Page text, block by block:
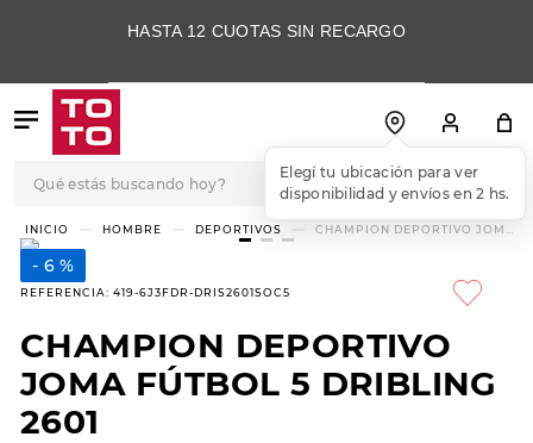
HASTA 12 CUOTAS SIN RECARGO
Elegí tu ubicación para ver
disponibilidad y envíos en 2 hs.
HOMBRE DEPORTIVOS
CHAMPION DEPORTIVO JOMA
6 %
REFERENCIA: 419-6J3FDR-DRIS2601SOC5
CHAMPION DEPORTIVO
JOMA FÚTBOL 5 DRIBLING
2601
TÉRMINOS MÁS
BUSCADOS
1.
skechers slip-ins